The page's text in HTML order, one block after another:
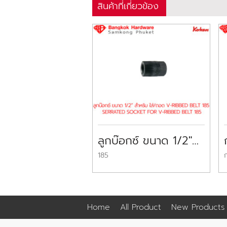
สินค้าที่เกี่ยวข้อง
ลูกบ๊อกซ์ ขนาด 1/2″สำหรับใส่/ถอด V-Ribbed Belt (Serrated Socket for V-Ribbed Belt KOKEN
185
Home All Product New Products